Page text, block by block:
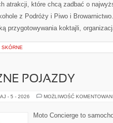
atrakcji, które chcą zadbać o
z Podróży i Piwo i
przygotowywania koktajli,
POJAZDY
- 5 - 2026 MOŻLIWOŚĆ
Moto Concierge to